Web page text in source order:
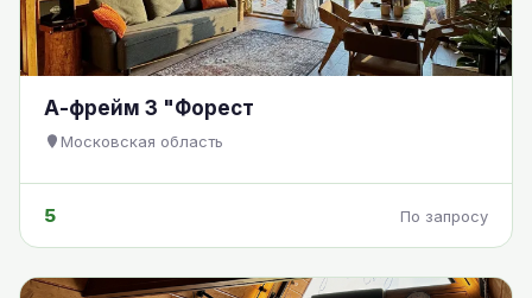
А-фрейм 3 "Форест
Московская область
5 По запросу